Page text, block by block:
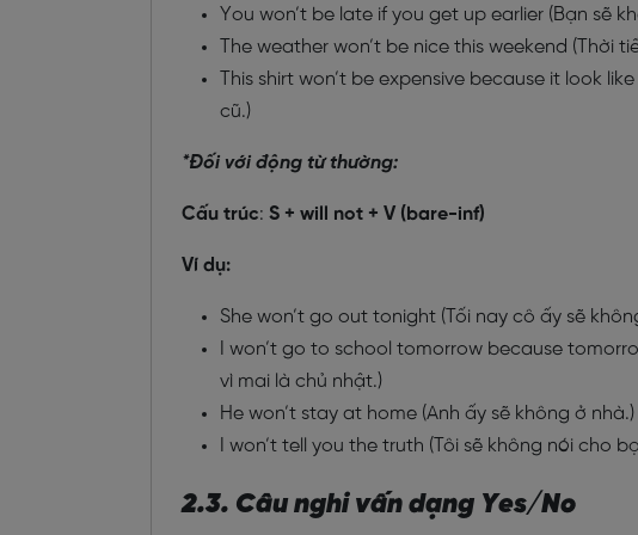
You won’t be late if you get up earlier (Bạn sẽ
The weather won’t be nice this weekend (Thời
This shirt won’t be expensive because it look
cũ.)
*Đối với động từ thường:
Cấu trúc: S + will not + V (bare-inf)
Ví dụ:
She won’t go out tonight (Tối nay cô ấy sẽ
I won’t go to school tomorrow because
vì mai là chủ nhật.)
He won’t stay at home (Anh ấy sẽ không ở nhà.)
I won’t tell you the truth (Tôi sẽ không nói cho
2.3. Câu nghi vấn dạng Yes/No